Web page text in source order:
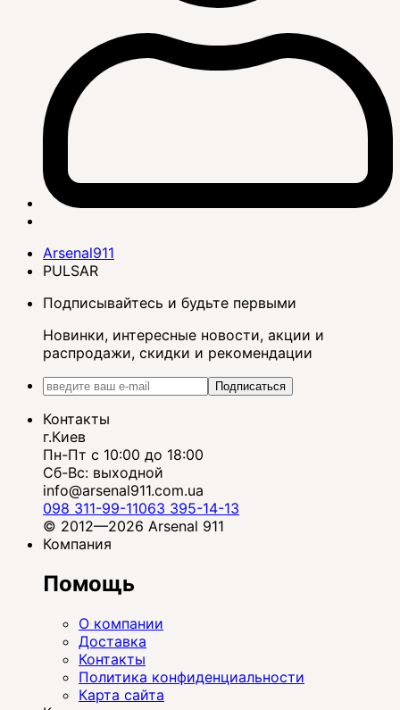
Arsenal911
PULSAR
Подписывайтесь и будьте первыми
Новинки, интересные новости, акции и
распродажи, скидки и рекомендации
Подписаться
Контакты
г.Киев
Пн-Пт с 10:00 до 18:00
Сб-Вс: выходной
info@arsenal911.com.ua
098 311-99-11063 395-14-13
© 2012—2026 Arsenal 911
Компания
Помощь
О компании
Доставка
Контакты
Политика конфиденциальности
Карта сайта